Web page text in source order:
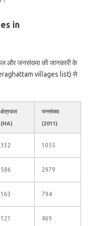
in
और जनसंख्या की जानकारी के
villages list) से
क्षेत्रफल
(HA)
जनसंख्या
(2011)
332 1055
586 2979
163 794
121 469